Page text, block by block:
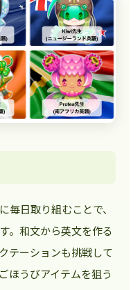
に毎日取り組むことで、
。和文から英文を作る
テーションも挑戦して
ほうびアイテムを狙う